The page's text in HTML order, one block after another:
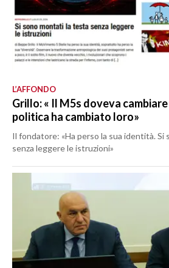
L’AFFONDO
Grillo: « Il M5s doveva
politica ha cambiato loro»
Il fondatore: «Ha perso la sua identità.
senza leggere le istruzioni»